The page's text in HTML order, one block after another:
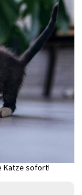
Katze sofort!